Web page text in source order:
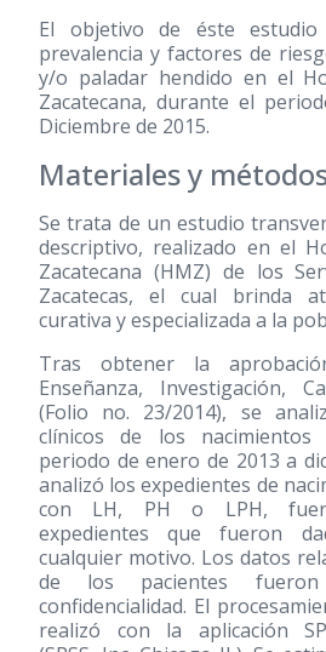
El objetivo de éste
prevalencia y factores de
y/o paladar hendido en el
Zacatecana, durante el
Diciembre de 2015.
Materiales y
Se trata de un estudio
descriptivo, realizado en el
Zacatecana (HMZ) de los
Zacatecas, el cual brinda
curativa y especializada a la
Tras obtener la
Enseñanza, Investigación,
(Folio no. 23/2014), se
clínicos de los
periodo de enero de 2013 a
analizó los expedientes de
con LH, PH o LPH,
expedientes que fueron
cualquier motivo. Los datos
de los pacientes fueron
confidencialidad. El
realizó con la aplicación